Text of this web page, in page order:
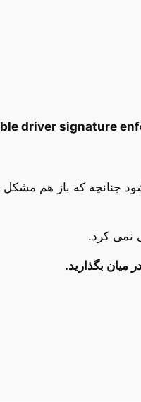
driver signature
میشود چنانچه که باز هم
میان بگذارید.